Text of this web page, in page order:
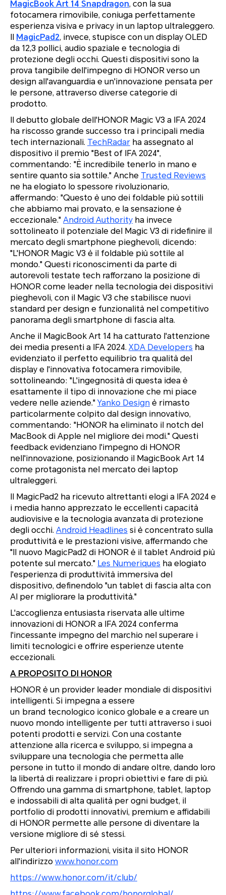
MagicBook Art 14 Snapdragon, con la sua
fotocamera rimovibile, coniuga perfettamente
esperienza visiva e privacy in un laptop ultraleggero.
MagicPad2, invece, stupisce con un display OLED
da 12,3 pollici, audio spaziale e tecnologia di
protezione degli occhi. Questi dispositivi sono la
prova tangibile dell'impegno di HONOR verso un
design all'avanguardia e un'innovazione pensata per
le persone, attraverso diverse categorie di
prodotto.
Il debutto globale dell'HONOR Magic V3 a IFA 2024
ha riscosso grande successo tra i principali media
tech internazionali. TechRadar ha assegnato al
dispositivo il premio "Best of IFA 2024",
commentando: "È incredibile tenerlo in mano e
sentire quanto sia sottile." Anche Trusted Reviews
ne ha elogiato lo spessore rivoluzionario,
affermando: "Questo è uno dei foldable più sottili
che abbiamo mai provato, e la sensazione è
eccezionale." Android Authority ha invece
sottolineato il potenziale del Magic V3 di ridefinire il
mercato degli smartphone pieghevoli, dicendo:
"L'HONOR Magic V3 è il foldable più sottile al
mondo." Questi riconoscimenti da parte di
autorevoli testate tech rafforzano la posizione di
HONOR come leader nella tecnologia dei dispositivi
pieghevoli, con il Magic V3 che stabilisce nuovi
standard per design e funzionalità nel competitivo
panorama degli smartphone di fascia alta.
Anche il MagicBook Art 14 ha catturato l'attenzione
dei media presenti a IFA 2024. XDA Developers ha
evidenziato il perfetto equilibrio tra qualità del
display e l'innovativa fotocamera rimovibile,
sottolineando: "L'ingegnosità di questa idea è
esattamente il tipo di innovazione che mi piace
vedere nelle aziende." Yanko Design è rimasto
particolarmente colpito dal design innovativo,
commentando: "HONOR ha eliminato il notch del
MacBook di Apple nel migliore dei modi." Questi
feedback evidenziano l'impegno di HONOR
nell'innovazione, posizionando il MagicBook Art 14
come protagonista nel mercato dei laptop
ultraleggeri.
Il MagicPad2 ha ricevuto altrettanti elogi a IFA 2024 e
i media hanno apprezzato le eccellenti capacità
audiovisive e la tecnologia avanzata di protezione
degli occhi. Android Headlines si è concentrato sulla
produttività e le prestazioni visive, affermando che
"Il nuovo MagicPad2 di HONOR è il tablet Android più
potente sul mercato." Les Numeriques ha elogiato
l'esperienza di produttività immersiva del
dispositivo, definendolo "un tablet di fascia alta con
AI per migliorare la produttività."
L'accoglienza entusiasta riservata alle ultime
innovazioni di HONOR a IFA 2024 conferma
l'incessante impegno del marchio nel superare i
limiti tecnologici e offrire esperienze utente
eccezionali.
A PROPOSITO DI HONOR
HONOR è un provider leader mondiale di dispositivi
intelligenti. Si impegna a essere
un brand tecnologico iconico globale e a creare un
nuovo mondo intelligente per tutti attraverso i suoi
potenti prodotti e servizi. Con una costante
attenzione alla ricerca e sviluppo, si impegna a
sviluppare una tecnologia che permetta alle
persone in tutto il mondo di andare oltre, dando loro
la libertà di realizzare i propri obiettivi e fare di più.
Offrendo una gamma di smartphone, tablet, laptop
e indossabili di alta qualità per ogni budget, il
portfolio di prodotti innovativi, premium e affidabili
di HONOR permette alle persone di diventare la
versione migliore di sé stessi.
Per ulteriori informazioni, visita il sito HONOR
all'indirizzo www.honor.com
https://www.honor.com/it/club/